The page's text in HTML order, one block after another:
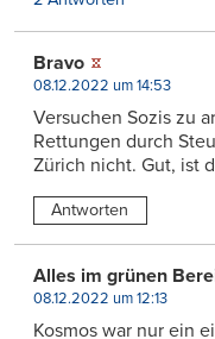
Bravo
08.12.2022 um 14:53
Versuchen Sozis zu
Rettungen durch
Zürich nicht. Gut, ist
Antworten
Alles im grünen
08.12.2022 um 12:13
Kosmos war nur ein